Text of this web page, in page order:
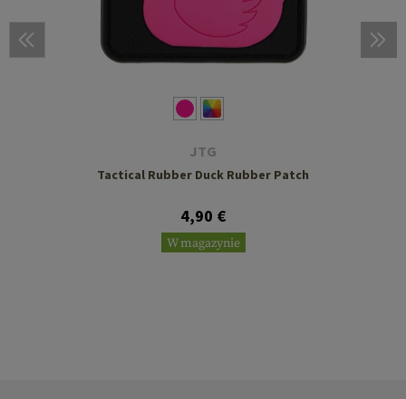
JTG
Tactical Rubber Duck Rubber Patch
4,90 €
W magazynie